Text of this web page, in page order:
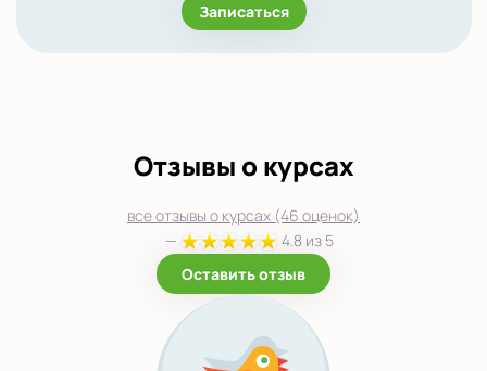
Записаться
Отзывы о курсах
все отзывы о курсах (46 оценок)
—
4.8 из 5
Оставить отзыв